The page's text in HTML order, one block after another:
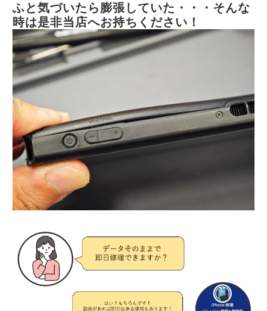
ふと気づいたら膨張していた・・・そんな
時は是非当店へお持ちください！